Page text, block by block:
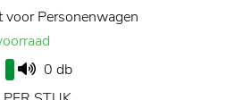
voor Personenwagen
0 db